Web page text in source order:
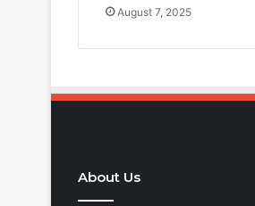
August 7, 2025
About Us